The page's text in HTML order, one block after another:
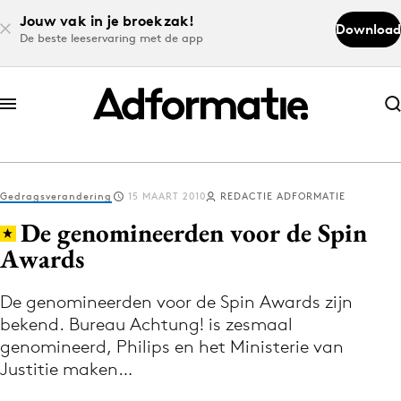
Jouw vak in je broekzak!
De beste leeservaring met de app
Download
Abonneer nu
Abonneer nu
Log in
Volg het laatste nieuws via de Adformatie
Nieuws app
Gedragsverandering 15 MAART 2010 REDACTIE ADFORMATIE
De genomineerden voor de Spin
Awards
De genomineerden voor de Spin Awards zijn
bekend. Bureau Achtung! is zesmaal
genomineerd, Philips en het Ministerie van
Justitie maken…